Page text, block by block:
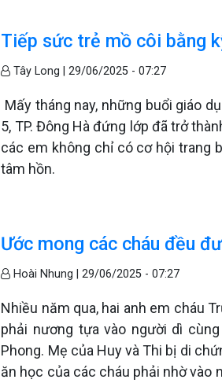
Tiếp sức trẻ mồ côi bằng
Tây Long |29/06/2025 - 07:27
Mấy tháng nay, những buổi giáo
5, TP. Đông Hà đứng lớp đã trở
các em không chỉ có cơ hội trang
tâm hồn.
Ước mong các cháu đều
Hoài Nhung |29/06/2025 - 07:27
Nhiều năm qua, hai anh em cháu
phải nương tựa vào người dì
Phong. Mẹ của Huy và Thi bị di
ăn học của các cháu phải nhờ vào